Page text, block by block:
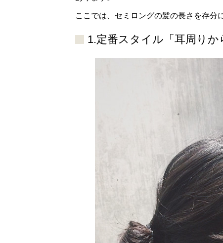
ここでは、セミロングの髪の長さを存分
1.定番スタイル「耳周りか